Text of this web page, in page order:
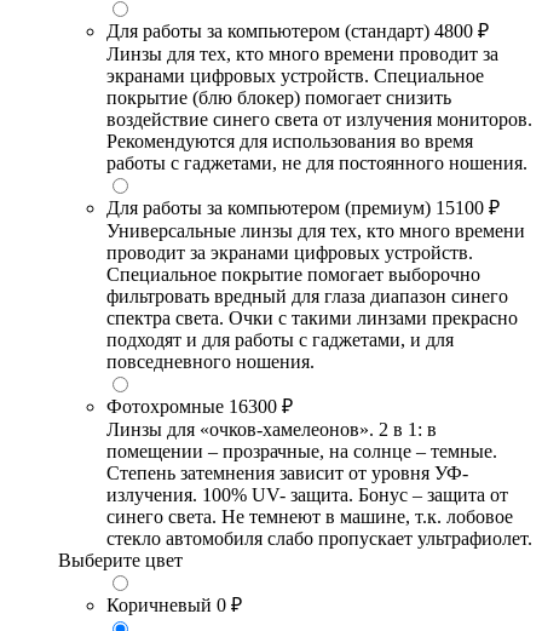
Для работы за компьютером (стандарт) 4800 ₽
Линзы для тех, кто много времени проводит за
экранами цифровых устройств. Специальное
покрытие (блю блокер) помогает снизить
воздействие синего света от излучения мониторов.
Рекомендуются для использования во время
работы с гаджетами, не для постоянного ношения.
Для работы за компьютером (премиум) 15100 ₽
Универсальные линзы для тех, кто много времени
проводит за экранами цифровых устройств.
Специальное покрытие помогает выборочно
фильтровать вредный для глаза диапазон синего
спектра света. Очки с такими линзами прекрасно
подходят и для работы с гаджетами, и для
повседневного ношения.
Фотохромные 16300 ₽
Линзы для «очков-хамелеонов». 2 в 1: в
помещении – прозрачные, на солнце – темные.
Степень затемнения зависит от уровня УФ-
излучения. 100% UV- защита. Бонус – защита от
синего света. Не темнеют в машине, т.к. лобовое
стекло автомобиля слабо пропускает ультрафиолет.
Выберите цвет
Коричневый 0 ₽